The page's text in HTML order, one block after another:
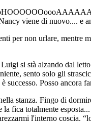
viene di nuovo.... e
per non urlare, mentre
si stà alzando dal
sento solo gli
successo. Posso ancora
stanza. Fingo di
la fica totalmente
l'interno coscia.